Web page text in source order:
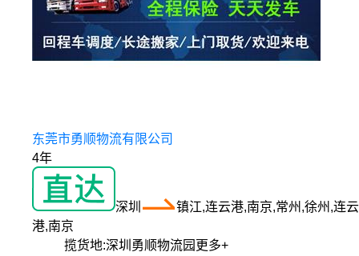
东莞市勇顺物流有限公司
4年
深圳
镇江,连云港,南京,常州,徐州,连云
港,南京
揽货地:深圳勇顺物流园 更多+